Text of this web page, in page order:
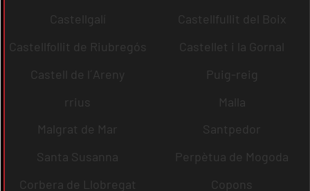
Castellgalí
Castellfullit del Boix
Castellfollit de Riubregós
Castellet i la Gornal
Castell de l´Areny
Puig-reig
rrius
Malla
Malgrat de Mar
Santpedor
Santa Susanna
Perpètua de Mogoda
Corbera de Llobregat
Copons